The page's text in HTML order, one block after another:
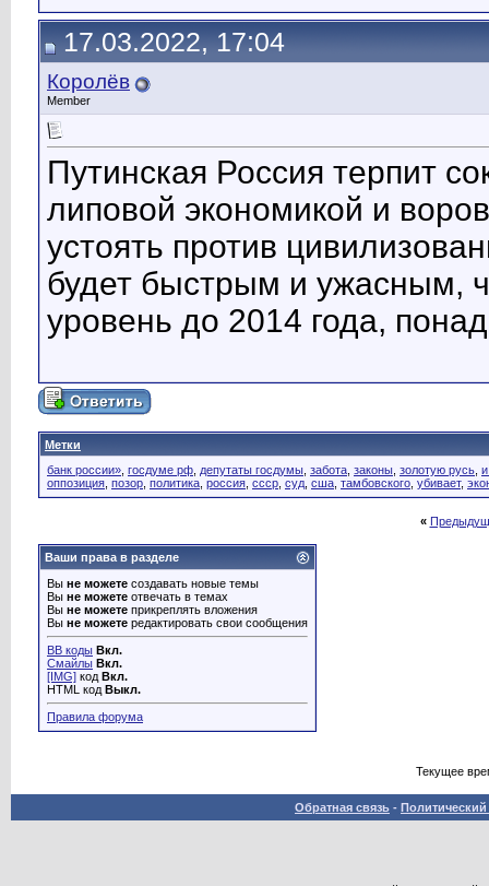
17.03.2022, 17:04
Королёв
Member
Путинская Россия терпит
липовой экономикой и
устоять против
будет быстрым и ужасным,
уровень до 2014 года,
Метки
банк россии» госдуме рф депутаты госдумы забота законы золотую русь
оппозиция позор политика россия ссср суд сша тамбовского убивает,
«
Ваши права в разделе
Вы не можете создавать новые темы
Вы не можете отвечать в темах
Вы не можете прикреплять вложения
Вы не можете редактировать свои сообщения
BB коды Вкл.
Смайлы Вкл.
[IMG] код Вкл.
HTML код Выкл.
Правила форума
Текущее
Обратная связь -